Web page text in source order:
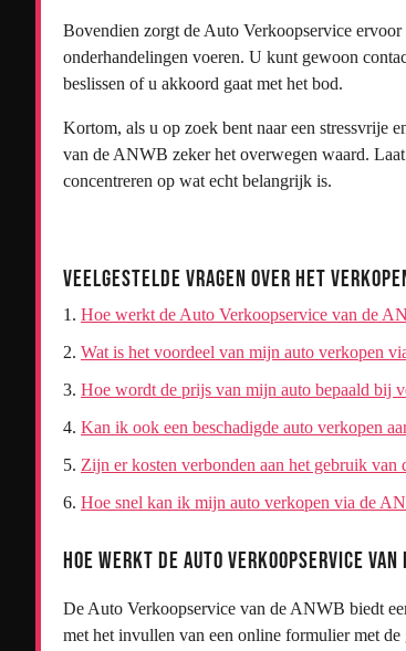
Bovendien zorgt de Auto Verkoopservice ervoor
onderhandelingen voeren. U kunt gewoon
beslissen of u akkoord gaat met het bod.
Kortom, als u op zoek bent naar een stressvrije
van de ANWB zeker het overwegen waard.
concentreren op wat echt belangrijk is.
Veelgestelde Vragen over het
Hoe werkt de Auto Verkoopservice van de
Wat is het voordeel van mijn auto verkopen
Hoe wordt de prijs van mijn auto bepaald bij
Kan ik ook een beschadigde auto verkopen
Zijn er kosten verbonden aan het gebruik
Hoe snel kan ik mijn auto verkopen via de
Hoe werkt de Auto Verkoopservice van
De Auto Verkoopservice van de ANWB biedt
met het invullen van een online formulier met